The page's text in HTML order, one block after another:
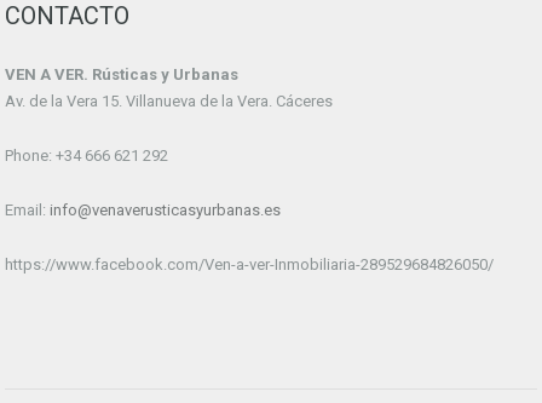
CONTACTO
VEN A VER. Rústicas y Urbanas
Av. de la Vera 15. Villanueva de la Vera. Cáceres
Phone: +34 666 621 292
Email: info@venaverusticasyurbanas.es
https://www.facebook.com/Ven-a-ver-Inmobiliaria-289529684826050/